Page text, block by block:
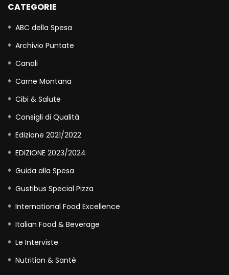
CATEGORIE
ABC della Spesa
Archivio Puntate
Canali
Carne Montana
Cibi & Salute
Consigli di Qualità
Edizione 2021/2022
EDIZIONE 2023/2024
Guida alla Spesa
Gustibus Special Pizza
International Food Excellence
Italian Food & Beverage
Le Interviste
Nutrition & Santè